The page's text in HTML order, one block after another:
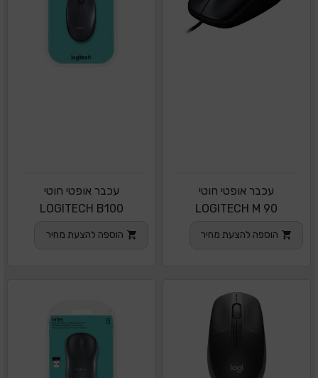
עכבר אופטי חוטי
LOGITECH M 90
הוספה להצעת מחיר
עכבר אופטי חוטי
LOGITECH B100
הוספה להצעת מחיר